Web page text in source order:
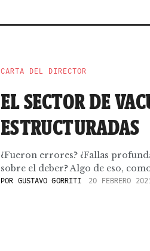
CARTA DEL DIRECTOR
EL SECTOR DE
ESTRUCTURADAS
¿Fueron errores? ¿Fallas
sobre el deber? Algo de eso,
POR GUSTAVO GORRITI 20 FEBRERO